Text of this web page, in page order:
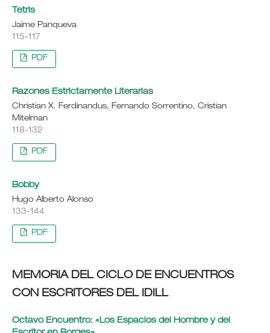
Tetris
Jaime Panqueva
115-117
PDF
Razones Estrictamente Literarias
Christian X. Ferdinandus, Fernando Sorrentino, Cristian
Mitelman
118-132
PDF
Bobby
Hugo Alberto Alonso
133-144
PDF
MEMORIA DEL CICLO DE ENCUENTROS
CON ESCRITORES DEL IDILL
Octavo Encuentro: «Los Espacios del Hombre y del